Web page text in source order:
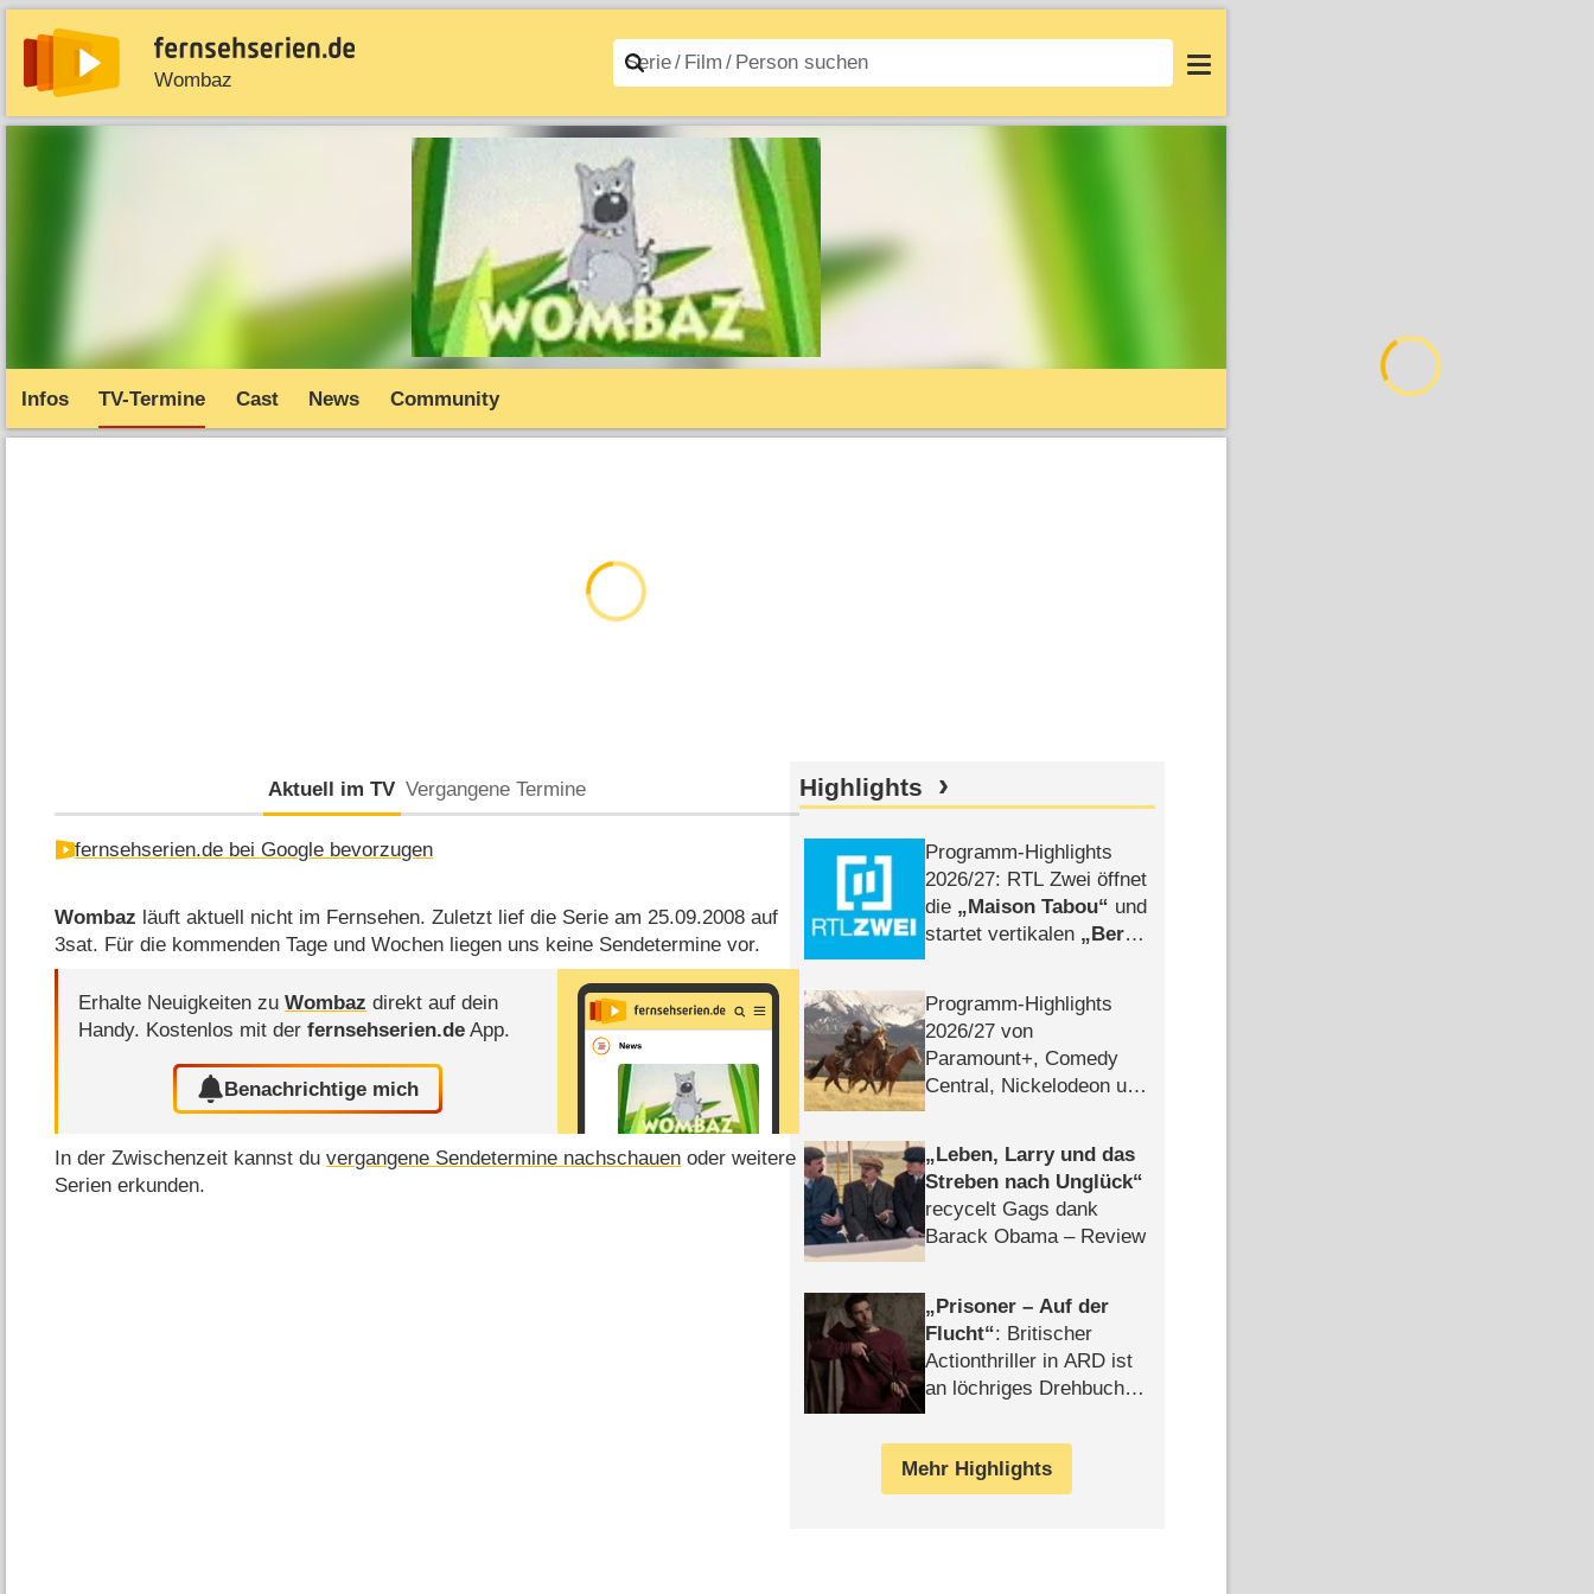
Wombaz
News Entdecken Streaming Filme A–Z Login
Infos TV-Termine Cast News Community
Aktuell im TV Vergangene Termine
fernsehserien.de bei Google bevorzugen
Wombaz läuft aktuell nicht im Fernsehen. Zuletzt lief die Serie am 25.09.2008 auf
3sat. Für die kommenden Tage und Wochen liegen uns keine Sendetermine vor.
Erhalte Neuigkeiten zuWombaz direkt auf dein
Handy. Kostenlos mit derfernsehserien.de App.
Benachrichtige mich
In der Zwischenzeit kannst duvergangene Sendetermine nachschauen oder weitere
Serien erkunden.
Highlights
Programm-Highlights
2026/​27: RTL Zwei öffnet
die
Maison Tabou
und
startet vertikalen
Berlin
Programm-Highlights
2026/​27 von
Paramount+, Comedy
Central, Nickelodeon und
Leben, Larry und das
Streben nach Unglück
recycelt Gags dank
Barack Obama – Review
Prisoner – Auf der
Flucht : Britischer
Actionthriller in ARD ist
an löchriges Drehbuch
Mehr Highlights